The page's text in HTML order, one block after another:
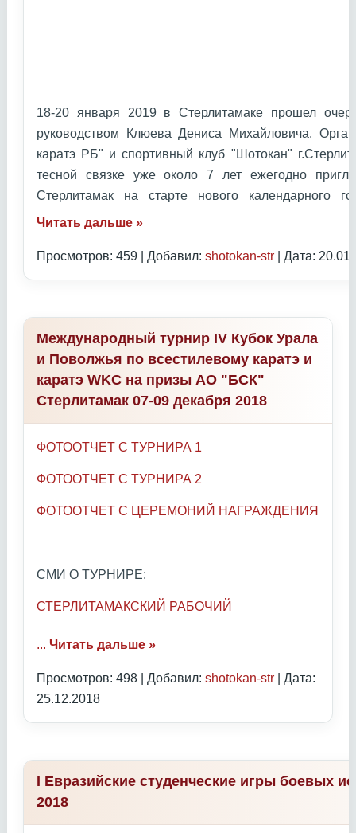
18-20 января 2019 в Стерлитамаке прошел
руководством Клюева Дениса Михайловича.
каратэ РБ" и спортивный клуб "Шотокан"
тесной связке уже около 7 лет ежегодно
Стерлитамак на старте нового
Читать дальше »
Просмотров: 459 | Добавил: shotokan-str | Дата:
Международный турнир IV Кубок Урала
и Поволжья по всестилевому каратэ и
каратэ WKC на призы АО "БСК"
Стерлитамак 07-09 декабря 2018
ФОТООТЧЕТ С ТУРНИРА 1
ФОТООТЧЕТ С ТУРНИРА 2
ФОТООТЧЕТ С ЦЕРЕМОНИЙ НАГРАЖДЕНИЯ
СМИ О ТУРНИРЕ:
СТЕРЛИТАМАКСКИЙ РАБОЧИЙ
... Читать дальше »
Просмотров: 498 | Добавил: shotokan-str | Дата:
25.12.2018
I Евразийские студенческие игры боевых
2018